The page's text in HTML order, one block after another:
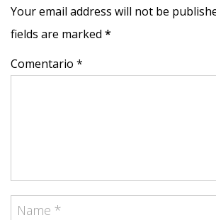
Your email address will not be
fields are marked *
Comentario *